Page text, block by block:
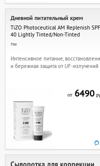
Дневной питательный крем
TiZO Photoceutical AM Replenish
40 Lightly Tinted/Non-Tinted
Tizo
Интенсивное питание,
и бережная защита от UF-излучений
от6490